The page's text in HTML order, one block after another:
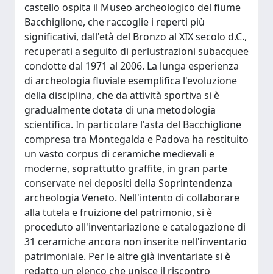
castello ospita il Museo archeologico del fiume
Bacchiglione, che raccoglie i reperti più
significativi, dall'età del Bronzo al XIX secolo d.C.,
recuperati a seguito di perlustrazioni subacquee
condotte dal 1971 al 2006. La lunga esperienza
di archeologia fluviale esemplifica l'evoluzione
della disciplina, che da attività sportiva si è
gradualmente dotata di una metodologia
scientifica. In particolare l'asta del Bacchiglione
compresa tra Montegalda e Padova ha restituito
un vasto corpus di ceramiche medievali e
moderne, soprattutto graffite, in gran parte
conservate nei depositi della Soprintendenza
archeologia Veneto. Nell'intento di collaborare
alla tutela e fruizione del patrimonio, si è
proceduto all'inventariazione e catalogazione di
31 ceramiche ancora non inserite nell'inventario
patrimoniale. Per le altre già inventariate si è
redatto un elenco che unisce il riscontro